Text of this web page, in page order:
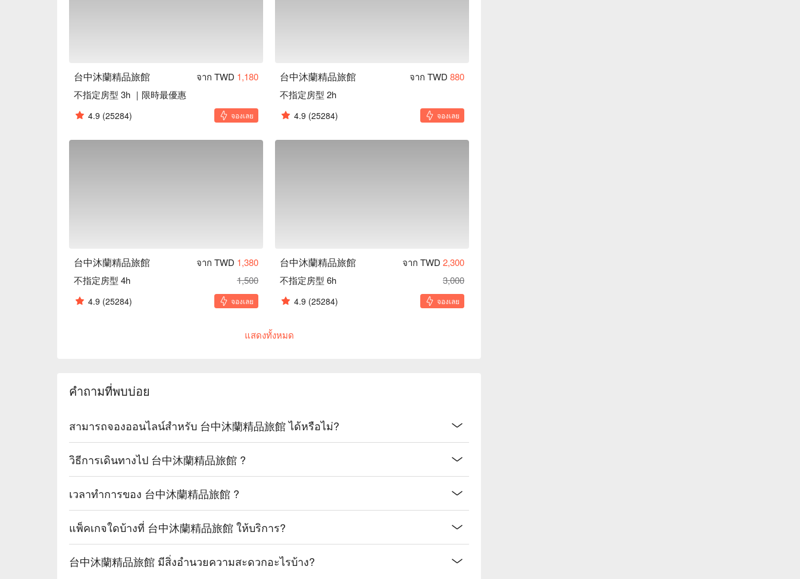
台中沐蘭精品旅館 จาก TWD 1,180
不指定房型 3h ｜限時最優惠
4.9 (25284) จองเลย
台中沐蘭精品旅館 จาก TWD 880
不指定房型 2h
4.9 (25284) จองเลย
台中沐蘭精品旅館 จาก TWD 1,380
不指定房型 4h
1,500
4.9 (25284) จองเลย
台中沐蘭精品旅館 จาก TWD 2,300
不指定房型 6h
3,000
4.9 (25284) จองเลย
แสดงทั้งหมด
คำถามที่พบบ่อย
สามารถจองออนไลน์สำหรับ 台中沐蘭精品旅館 ได้หรือไม่?
วิธีการเดินทางไป 台中沐蘭精品旅館 ?
เวลาทำการของ 台中沐蘭精品旅館 ?
แพ็คเกจใดบ้างที่ 台中沐蘭精品旅館 ให้บริการ?
台中沐蘭精品旅館 มีสิ่งอำนวยความสะดวกอะไรบ้าง?